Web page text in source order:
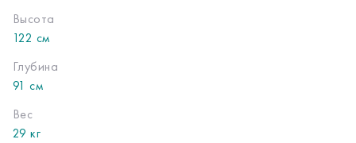
Высота
122 см
Глубина
91 см
Вес
29 кг